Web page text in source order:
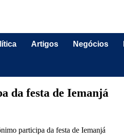
Artigos Negócios
da festa de Iemanjá